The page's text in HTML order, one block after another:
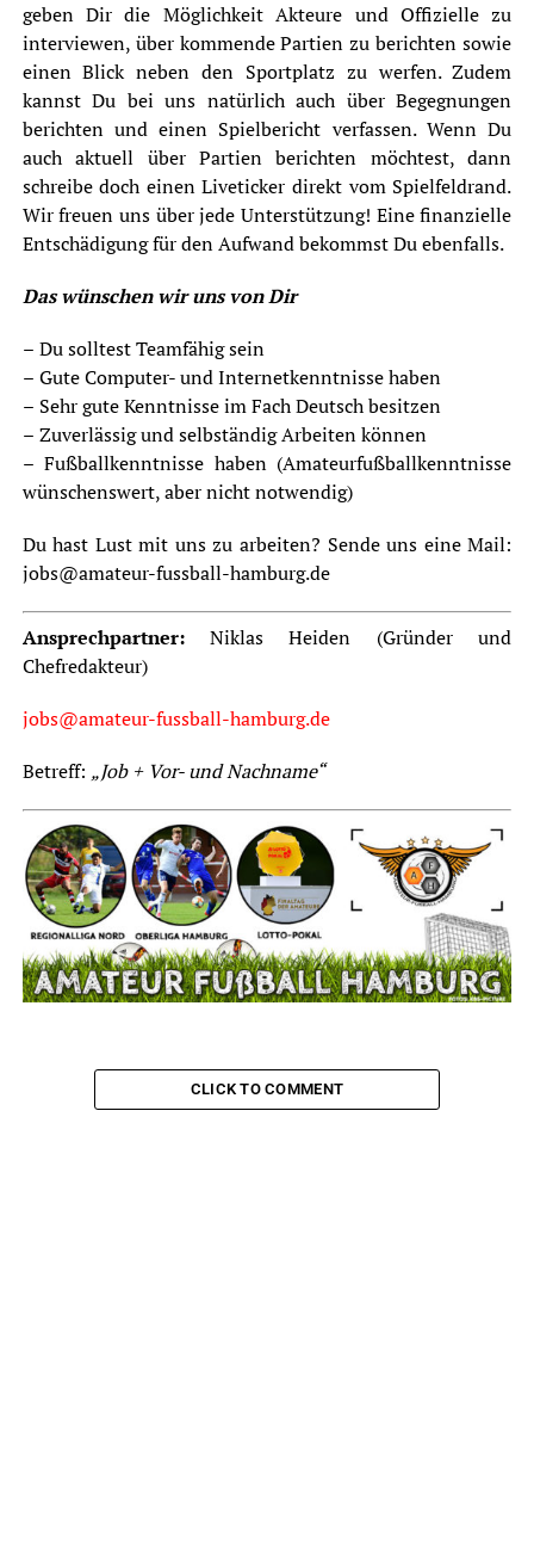
geben Dir die Möglichkeit Akteure und Offizielle zu
interviewen, über kommende Partien zu berichten sowie
einen Blick neben den Sportplatz zu werfen. Zudem
kannst Du bei uns natürlich auch über Begegnungen
berichten und einen Spielbericht verfassen. Wenn Du
auch aktuell über Partien berichten möchtest, dann
schreibe doch einen Liveticker direkt vom Spielfeldrand.
Wir freuen uns über jede Unterstützung! Eine finanzielle
Entschädigung für den Aufwand bekommst Du ebenfalls.
Das wünschen wir uns von Dir
– Du solltest Teamfähig sein
– Gute Computer- und Internetkenntnisse haben
– Sehr gute Kenntnisse im Fach Deutsch besitzen
– Zuverlässig und selbständig Arbeiten können
– Fußballkenntnisse haben (Amateurfußballkenntnisse
wünschenswert, aber nicht notwendig)
Du hast Lust mit uns zu arbeiten? Sende uns eine Mail:
jobs@amateur-fussball-hamburg.de
Ansprechpartner:Niklas Heiden (Gründer und
Chefredakteur)
jobs@amateur-fussball-hamburg.de
Betreff: „Job + Vor- und Nachname“
CLICK TO COMMENT